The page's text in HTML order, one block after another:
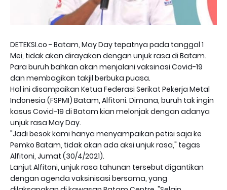
DETEKSI.co - Batam, May Day tepatnya pada tanggal 1
Mei, tidak akan dirayakan dengan unjuk rasa di Batam.
Para buruh bahkan akan menjalani vaksinasi Covid-19
dan membagikan takjil berbuka puasa.
Hal ini disampaikan Ketua Federasi Serikat Pekerja Metal
Indonesia (FSPMI) Batam, Alfitoni. Dimana, buruh tak ingin
kasus Covid-19 di Batam kian melonjak dengan adanya
unjuk rasa May Day.
"Jadi besok kami hanya menyampaikan petisi saja ke
Pemko Batam, tidak akan ada aksi unjuk rasa," tegas
Alfitoni, Jumat (30/4/2021).
Lanjut Alfitoni, unjuk rasa tahunan tersebut digantikan
dengan agenda vaksinisasi bersama, yang